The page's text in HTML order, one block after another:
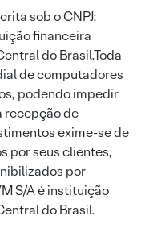
sob o CNPJ:
financeira
do Brasil.Toda
de computadores
podendo impedir
recepção de
exime-se de
por seus clientes,
por
S/A é instituição
do Brasil.